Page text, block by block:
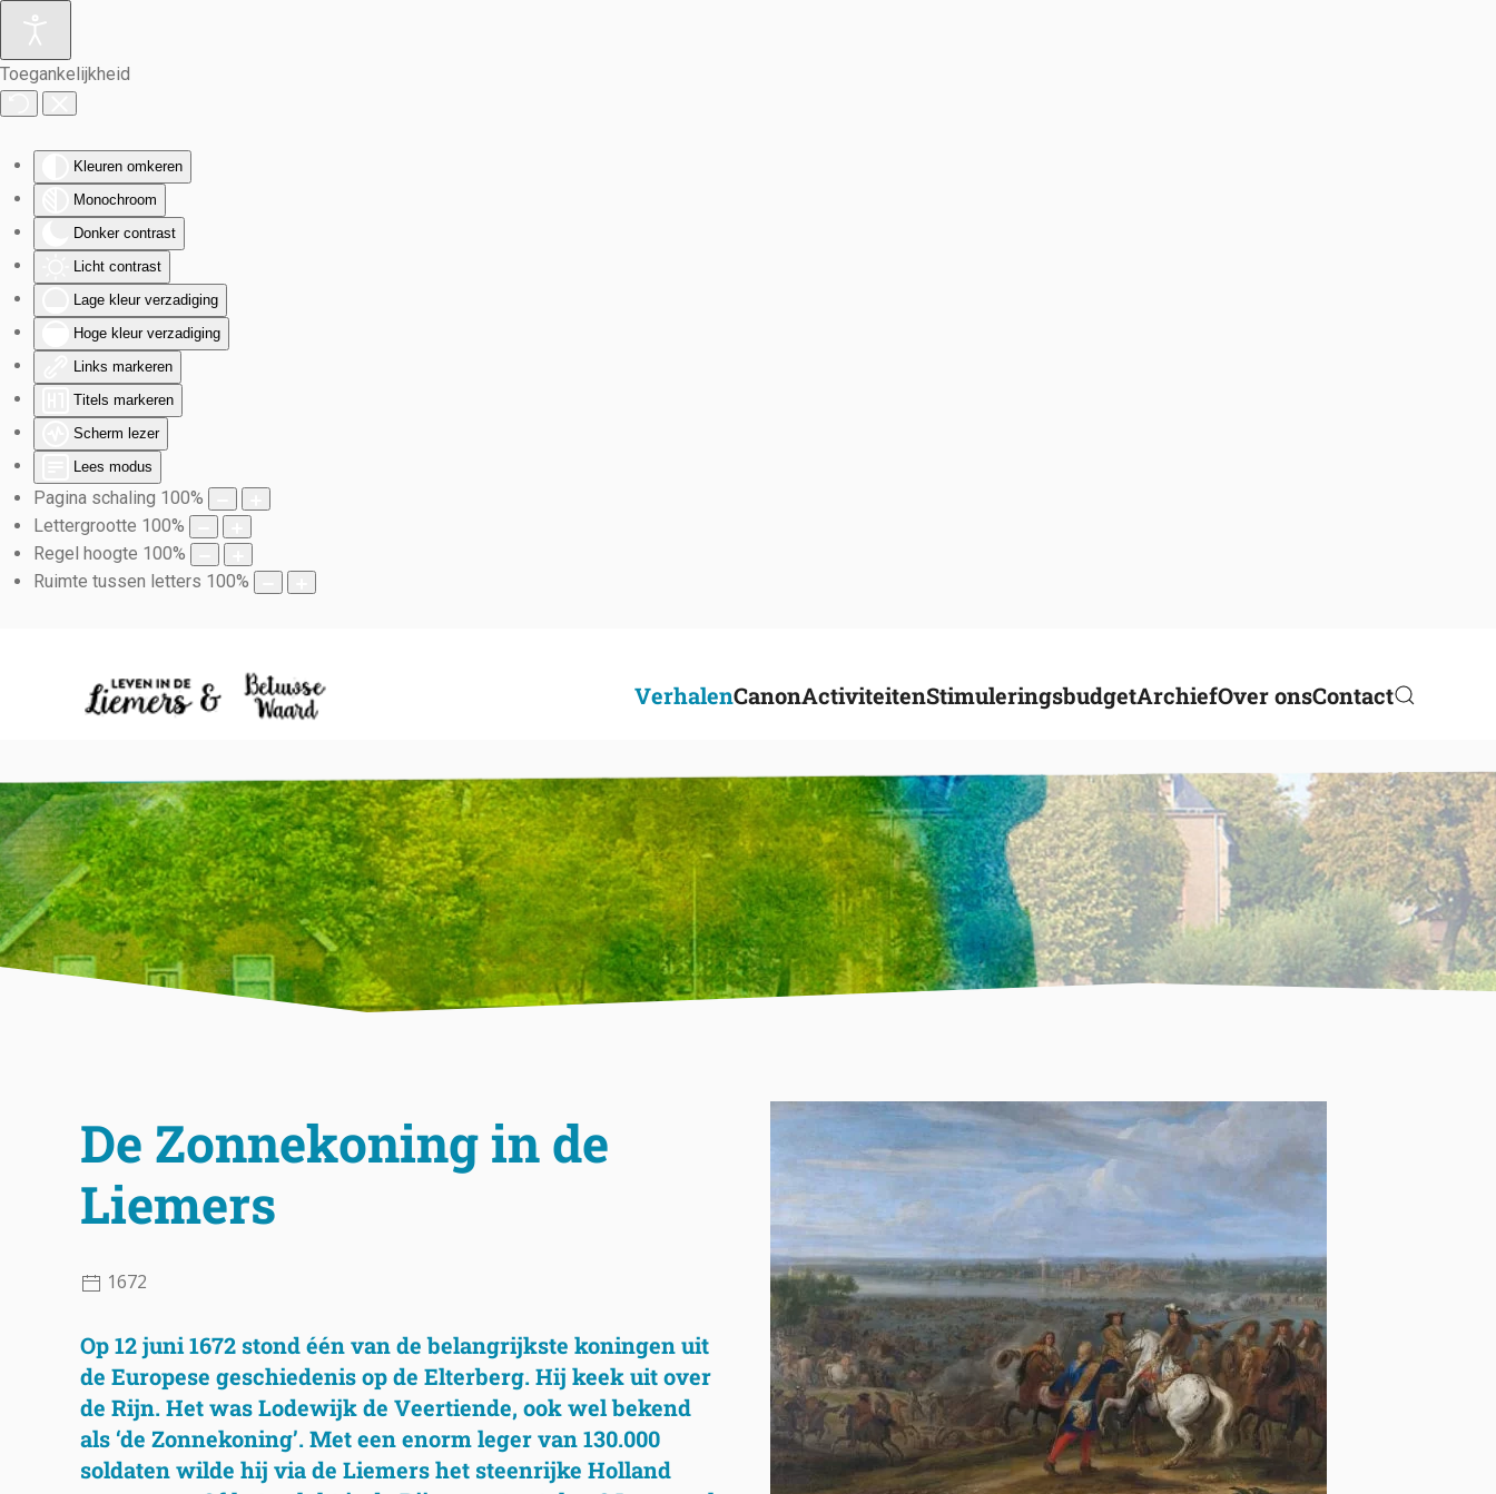
Toegankelijkheid
Kleuren omkeren
Monochroom
Donker contrast
Licht contrast
Lage kleur verzadiging
Hoge kleur verzadiging
Links markeren
Titels markeren
Scherm lezer
Lees modus
Pagina schaling 100%
Lettergrootte 100%
Regel hoogte 100%
Ruimte tussen letters 100%
Terug naar hoofdinhoud
VerhalenCanonActiviteitenStimuleringsbudgetArchiefOver onsContact
De Zonnekoning in de
Liemers
1672
Op 12 juni 1672 stond één van de belangrijkste koningen uit
de Europese geschiedenis op de Elterberg. Hij keek uit over
de Rijn. Het was Lodewijk de Veertiende, ook wel bekend
als ‘de Zonnekoning’. Met een enorm leger van 130.000
soldaten wilde hij via de Liemers het steenrijke Holland